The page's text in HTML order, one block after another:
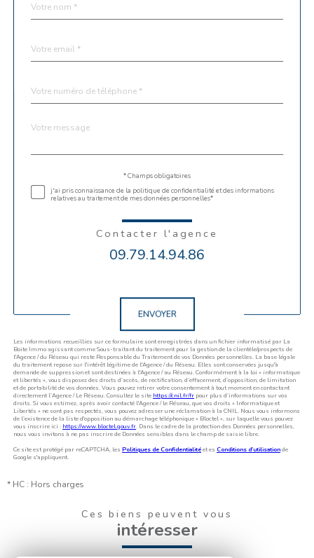
par
*
*
*
Fieldset
défaut
Message
*
* Champs obligatoires
j'ai pris connaissance de la politique de confidentialité et des informations
relatives au traitement de mes données personnelles*
Contacter l'agence
09.79.14.94.86
ENVOYER
Les informations recueillies sur ce formulaire sont enregistrées dans un fichier informatisé par La
Boite Immo agissant comme Sous-traitant du traitement pour la gestion de la clientèle/prospects de
l'Agence / du Réseau qui reste Responsable du Traitement de vos Données personnelles. La base légale
du traitement repose sur l'intérêt légitime de l'Agence / du Réseau. Elles sont conservées jusqu'à
demande de suppression et sont destinées à l'Agence / au Réseau. Conformément à la loi « informatique
et libertés », vous disposez des droits d’accès, de rectification, d’effacement, d’opposition, de limitation
et de portabilité de vos données. Vous pouvez retirer votre consentement à tout moment en contactant
directement l’Agence / Le Réseau. Consultez le site https://cnil.fr/fr pour plus d’informations sur vos
droits. Si vous estimez, après avoir contacté l'Agence / le Réseau, que vos droits « Informatique et
Libertés » ne sont pas respectés, vous pouvez adresser une réclamation à la CNIL. Nous vous informons
de l’existence de la liste d'opposition au démarchage téléphonique « Bloctel », sur laquelle vous pouvez
vous inscrire ici : https://www.bloctel.gouv.fr. Dans le cadre de la protection des Données personnelles,
nous vous invitons à ne pas inscrire de Données sensibles dans le champ de saisie libre.
Ce site est protégé par reCAPTCHA, les Politiques de Confidentialitéet es Conditions d'utilisationde
Google s'appliquent.
* HC : Hors charges
Ces biens peuvent vous
intéresser